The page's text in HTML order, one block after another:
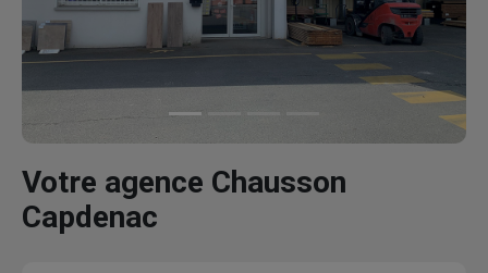
Votre agence Chausson
Capdenac